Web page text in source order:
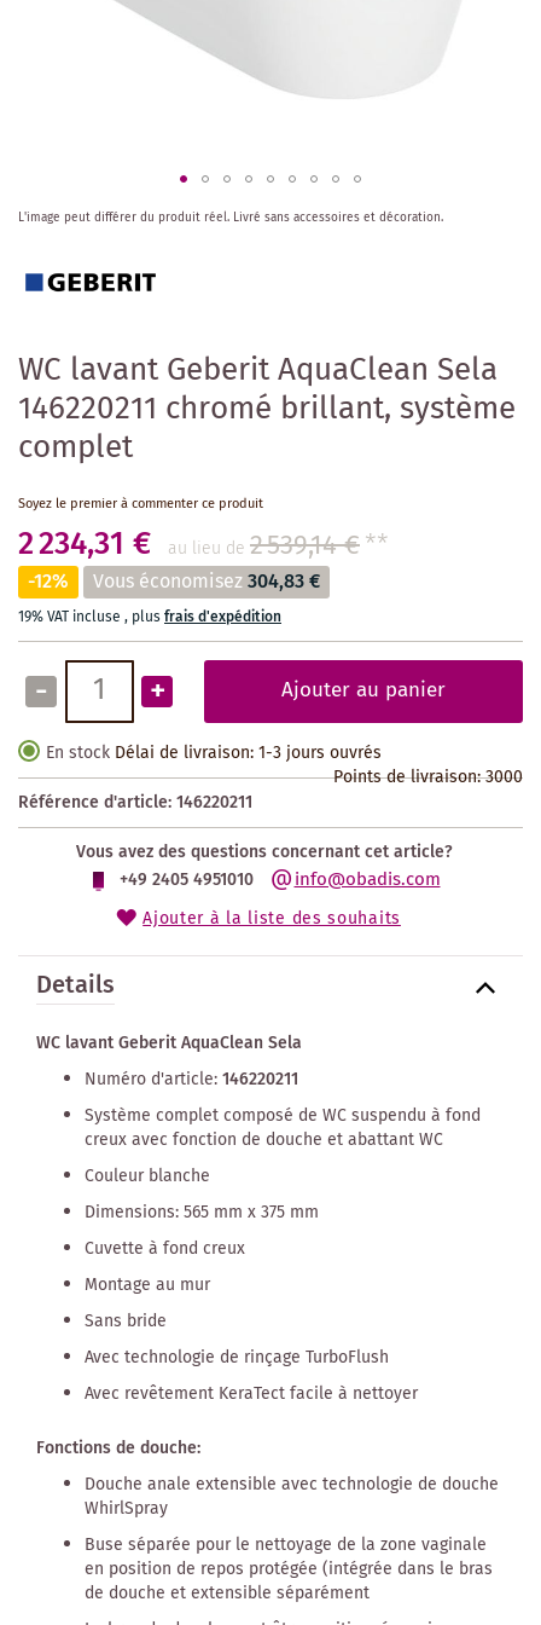
WC lavant Geberit AquaClean Sela
146220211 chromé brillant, système
complet
Soyez le premier à commenter ce produit
2 234,31 € au lieu de 2 539,14 €**
-12% Vous économisez304,83 €
19% VAT incluse , plusfrais d'expédition
- + Ajouter au panier
En stock Délai de livraison: 1-3 jours ouvrés
Points de livraison:3000
Référence d'article:146220211
Vous avez des questions concernant cet article?
+49 2405 4951010
info@obadis.com
Ajouter à la liste des souhaits
Skip
beginning
images
gallery
L'image peut différer du produit réel. Livré sans accessoires et décoration.
Details
WC lavant Geberit AquaClean Sela
Numéro d'article:146220211
Système complet composé de WC suspendu à fond
creux avec fonction de douche et abattant WC
Couleur blanche
Dimensions: 565 mm x 375 mm
Cuvette à fond creux
Montage au mur
Sans bride
Avec technologie de rinçage TurboFlush
Avec revêtement KeraTect facile à nettoyer
Fonctions de douche:
Douche anale extensible avec technologie de douche
WhirlSpray
Buse séparée pour le nettoyage de la zone vaginale
en position de repos protégée (intégrée dans le bras
de douche et extensible séparément